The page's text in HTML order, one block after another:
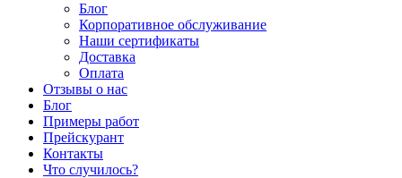
Блог
Корпоративное обслуживание
Наши сертификаты
Доставка
Оплата
Отзывы о нас
Блог
Примеры работ
Прейскурант
Контакты
Что случилось?